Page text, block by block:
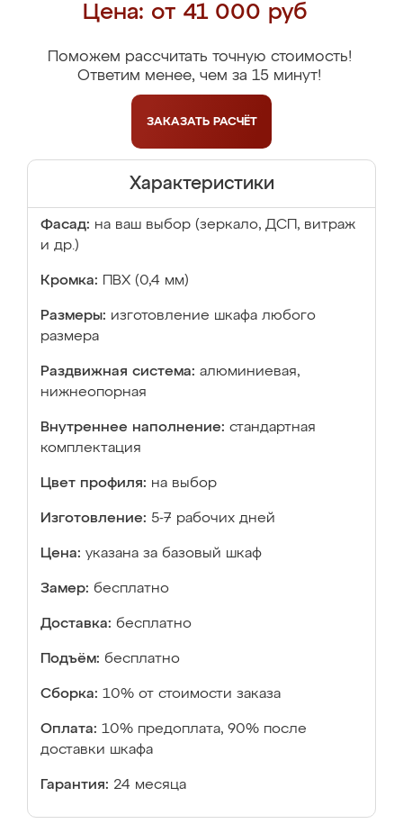
Цена: от 41 000 руб
Поможем рассчитать точную стоимость!
Ответим менее, чем за 15 минут!
ЗАКАЗАТЬ РАСЧЁТ
Характеристики
Фасад: на ваш выбор (зеркало, ДСП, витраж
и др.)
Кромка: ПВХ (0,4 мм)
Размеры: изготовление шкафа любого
размера
Раздвижная система: алюминиевая,
нижнеопорная
Внутреннее наполнение: стандартная
комплектация
Цвет профиля: на выбор
Изготовление: 5-7 рабочих дней
Цена: указана за базовый шкаф
Замер: бесплатно
Доставка: бесплатно
Подъём: бесплатно
Сборка: 10% от стоимости заказа
Оплата: 10% предоплата, 90% после
доставки шкафа
Гарантия: 24 месяца